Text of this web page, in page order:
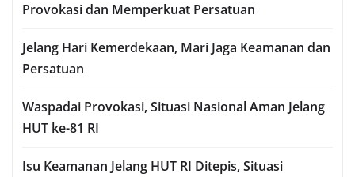
Provokasi dan Memperkuat Persatuan
Jelang Hari Kemerdekaan, Mari Jaga Keamanan dan
Persatuan
Waspadai Provokasi, Situasi Nasional Aman Jelang
HUT ke-81 RI
Isu Keamanan Jelang HUT RI Ditepis, Situasi